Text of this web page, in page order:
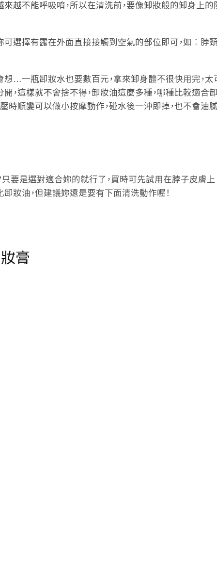
越不能呼吸唷，所以在清洗前，要像卸妝般的卸身上
選擇有露在外面直接接觸到空氣的部位即可，如︰脖
想…一瓶卸妝水也要數百元，拿來卸身體不很快用完，
，這樣就不會捨不得，卸妝油這麼多種，哪種比較適
時順變可以做小按摩動作，碰水後一沖即掉，也不會油膩
要是選對適合妳的就行了，買時可先試用在脖子皮膚上
妝油，但建議妳還是要有下面清洗動作喔！
膏